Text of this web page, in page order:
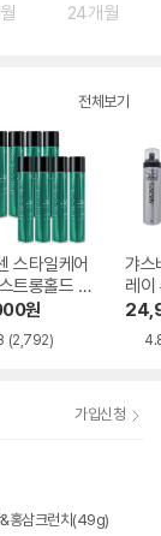
24개월
전체보기
스타일케어
트롱홀드 헤
레이 300ml
원
(2,792)
갸스
레이
ml
가입신청
홍삼크런치(49g)